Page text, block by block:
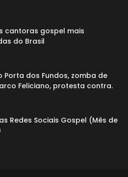
cantoras gospel mais
do Brasil
Porta dos Fundos, zomba de
Feliciano, protesta contra.
Redes Sociais Gospel (Mês de